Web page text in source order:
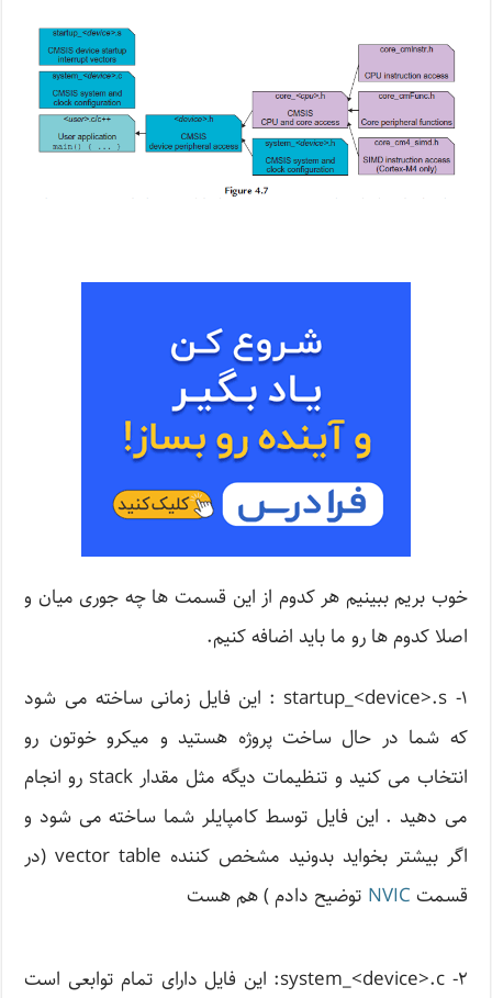
خوب بریم ببینیم هر کدوم از این قسمت ها چه جوری میان و
اصلا کدوم ها رو ما باید اضافه کنیم.
۱- startup_<device>.s : این فایل زمانی ساخته می شود
که شما در حال ساخت پروژه هستید و میکرو خوتون رو
انتخاب می کنید و تنظیمات دیگه مثل مقدار stack رو انجام
می دهید . این فایل توسط کامپایلر شما ساخته می شود و
اگر بیشتر بخواید بدونید مشخص کننده vector table (در
قسمت NVIC توضیح دادم ) هم هست
۲- system_<device>.c: این فایل دارای تمام توابعی است